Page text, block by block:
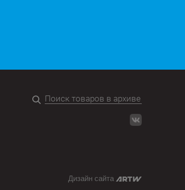
Дизайн сайта